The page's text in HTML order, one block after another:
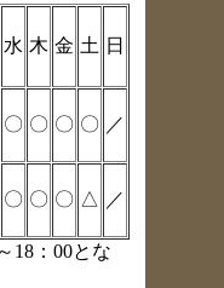
水 木 金 土 日
〇 〇 〇 〇 ／
〇 〇 〇 △ ／
18：00とな